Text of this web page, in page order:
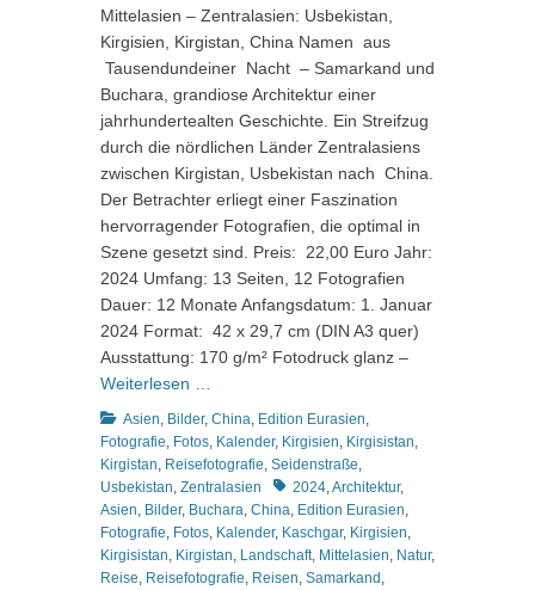
Mittelasien – Zentralasien: Usbekistan,
Kirgisien, Kirgistan, China Namen aus
Tausendundeiner Nacht – Samarkand und
Buchara, grandiose Architektur einer
jahrhundertealten Geschichte. Ein Streifzug
durch die nördlichen Länder Zentralasiens
zwischen Kirgistan, Usbekistan nach China.
Der Betrachter erliegt einer Faszination
hervorragender Fotografien, die optimal in
Szene gesetzt sind. Preis: 22,00 Euro Jahr:
2024 Umfang: 13 Seiten, 12 Fotografien
Dauer: 12 Monate Anfangsdatum: 1. Januar
2024 Format: 42 x 29,7 cm (DIN A3 quer)
Ausstattung: 170 g/m² Fotodruck glanz –
Weiterlesen …
Kategorien
Asien, Bilder, China, Edition Eurasien,
Fotografie, Fotos, Kalender, Kirgisien, Kirgisistan,
Kirgistan, Reisefotografie, Seidenstraße,
Usbekistan, Zentralasien Schlagworte
2024,Architektur,
Asien, Bilder, Buchara, China, Edition Eurasien,
Fotografie, Fotos, Kalender, Kaschgar, Kirgisien,
Kirgisistan, Kirgistan, Landschaft, Mittelasien, Natur,
Reise, Reisefotografie, Reisen, Samarkand,